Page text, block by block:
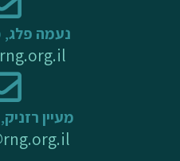
נעמה פלג,
מעיין רזניק